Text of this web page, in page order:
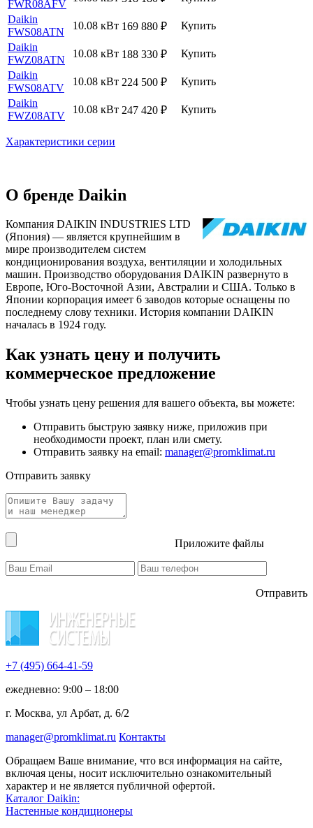
FWR08AFV
Daikin
FWS08ATN
10.08 кВт 169 880 ₽
Купить
Daikin
FWZ08ATN
10.08 кВт 188 330 ₽
Купить
Daikin
FWS08ATV
10.08 кВт 224 500 ₽
Купить
Daikin
FWZ08ATV
10.08 кВт 247 420 ₽ Купить
Характеристики серии
О бренде Daikin
Компания DAIKIN INDUSTRIES LTD
(Япония) — является крупнейшим в
мире производителем систем
кондиционирования воздуха, вентиляции и холодильных
машин. Производство оборудования DAIKIN развернуто в
Европе, Юго-Восточной Азии, Австралии и США. Только в
Японии корпорация имеет 6 заводов которые оснащены по
последнему слову техники. История компании DAIKIN
началась в 1924 году.
Как узнать цену и получить
коммерческое предложение
Чтобы узнать цену решения для вашего объекта, вы можете:
Отправить быструю заявку ниже, приложив при
необходимости проект, план или смету.
Отправить заявку на email: manager@promklimat.ru
Отправить заявку
Приложите файлы
Отправить
+7 (495) 664-41-59
ежедневно: 9:00 – 18:00
г. Москва, ул Арбат, д. 6/2
manager@promklimat.ru Контакты
Обращаем Ваше внимание, что вся информация на сайте,
включая цены, носит исключительно ознакомительный
характер и не является публичной офертой.
Каталог Daikin:
Настенные кондиционеры